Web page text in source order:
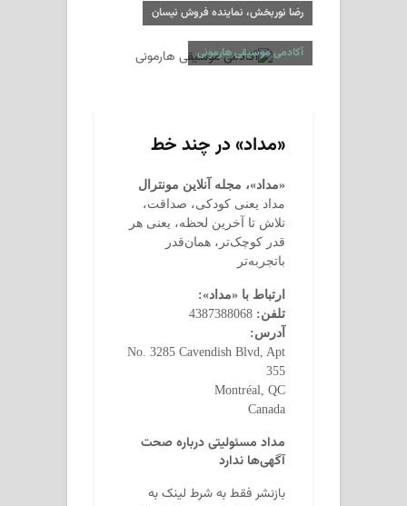
رضا نوربخش، نماینده فروش نیسان
آکادمی موسیقی هارمونی
«مداد» در چند خط
«مداد»، مجله آنلاین مونترال
مداد یعنی کودکی، صداقت،
تلاش تا آخرین لحظه، یعنی هر
قدر کوچک‌تر، همان‌قدر
باتجربه‌تر
ارتباط با «مداد»:
تلفن:
آدرس:
No. 3285 Cavendish Blvd, Apt
355
Montréal, QC
Canada
مداد مسئولیتی درباره صحت
آگهی‌ها ندارد
بازنشر فقط به شرط لینک به